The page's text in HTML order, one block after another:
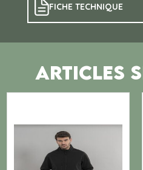
FICHE TECHNIQUE
ARTICLES